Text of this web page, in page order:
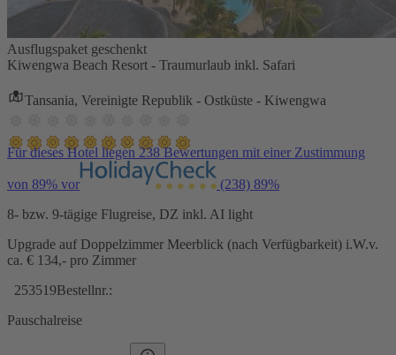
Ausflugspaket geschenkt
Kiwengwa Beach Resort - Traumurlaub inkl. Safari
Tansania, Vereinigte Republik - Ostküste - Kiwengwa
Für dieses Hotel liegen 238 Bewertungen mit einer Zustimmung
von 89% vor (238) 89%
8- bzw. 9-tägige Flugreise, DZ inkl. AI light
Upgrade auf Doppelzimmer Meerblick (nach Verfügbarkeit) i.W.v.
ca. € 134,- pro Zimmer
253519Bestellnr.:
Pauschalreise